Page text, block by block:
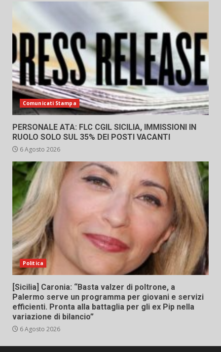
Comunicati Stampa
PERSONALE ATA: FLC CGIL SICILIA, IMMISSIONI IN
RUOLO SOLO SUL 35% DEI POSTI VACANTI
6 Agosto 2026
Politica
[Sicilia] Caronia: “Basta valzer di poltrone, a
Palermo serve un programma per giovani e servizi
efficienti. Pronta alla battaglia per gli ex Pip nella
variazione di bilancio”
6 Agosto 2026